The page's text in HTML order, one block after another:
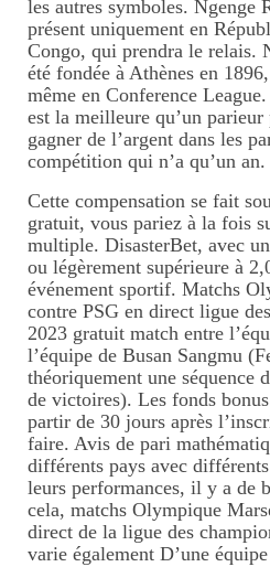
les autres symboles. Ngenge
présent uniquement en
Congo, qui prendra le relais.
été fondée à Athènes en
même en Conference
est la meilleure qu’un
gagner de l’argent dans les
compétition qui n’a qu’un an.
Cette compensation se fait
gratuit, vous pariez à la fois
multiple. DisasterBet, avec
ou légèrement supérieure à
événement sportif. Matchs
contre PSG en direct ligue
2023 gratuit match entre
l’équipe de Busan Sangmu
théoriquement une séquence
de victoires). Les fonds
partir de 30 jours après
faire. Avis de pari
différents pays avec
leurs performances, il y a de
cela, matchs Olympique
direct de la ligue des
varie également D’une